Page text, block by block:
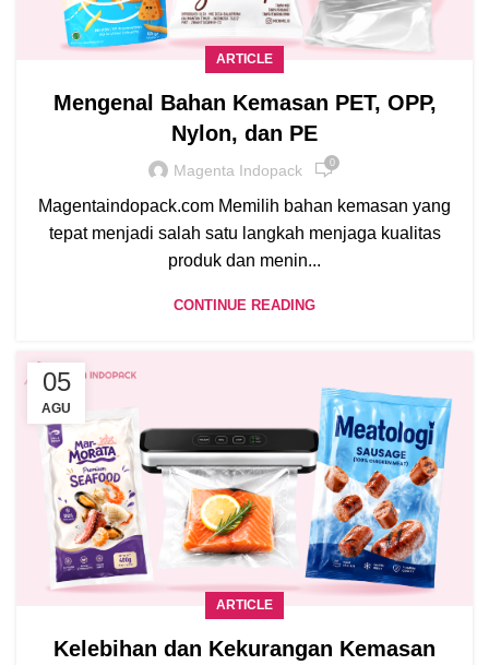
ARTICLE
Mengenal Bahan Kemasan PET, OPP,
Nylon, dan PE
Magenta Indopack 0
Magentaindopack.com Memilih bahan kemasan yang
tepat menjadi salah satu langkah menjaga kualitas
produk dan menin...
CONTINUE READING
05
AGU
ARTICLE
Kelebihan dan Kekurangan Kemasan